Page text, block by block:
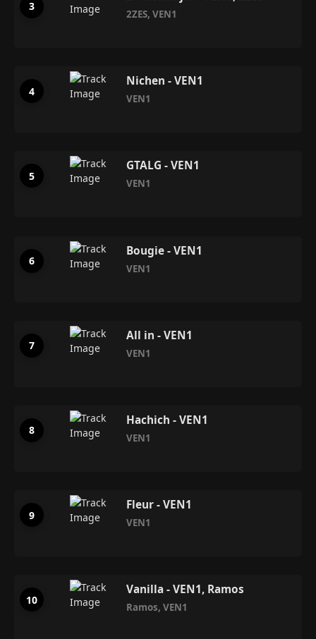
2ZES, VEN1
Nichen - VEN1
VEN1
GTALG - VEN1
VEN1
Bougie - VEN1
VEN1
All in - VEN1
VEN1
Hachich - VEN1
VEN1
Fleur - VEN1
VEN1
Vanilla - VEN1, Ramos
Ramos, VEN1